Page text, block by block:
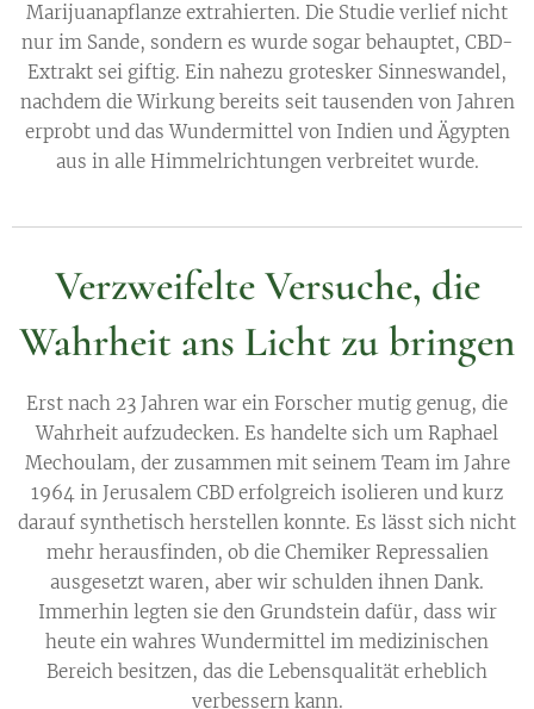
Marijuanapflanze extrahierten. Die Studie verlief nicht
nur im Sande, sondern es wurde sogar behauptet, CBD-
Extrakt sei giftig. Ein nahezu grotesker Sinneswandel,
nachdem die Wirkung bereits seit tausenden von Jahren
erprobt und das Wundermittel von Indien und Ägypten
aus in alle Himmelrichtungen verbreitet wurde.
Verzweifelte Versuche, die
Wahrheit ans Licht zu bringen
Erst nach 23 Jahren war ein Forscher mutig genug, die
Wahrheit aufzudecken. Es handelte sich um Raphael
Mechoulam, der zusammen mit seinem Team im Jahre
1964 in Jerusalem CBD erfolgreich isolieren und kurz
darauf synthetisch herstellen konnte. Es lässt sich nicht
mehr herausfinden, ob die Chemiker Repressalien
ausgesetzt waren, aber wir schulden ihnen Dank.
Immerhin legten sie den Grundstein dafür, dass wir
heute ein wahres Wundermittel im medizinischen
Bereich besitzen, das die Lebensqualität erheblich
verbessern kann.